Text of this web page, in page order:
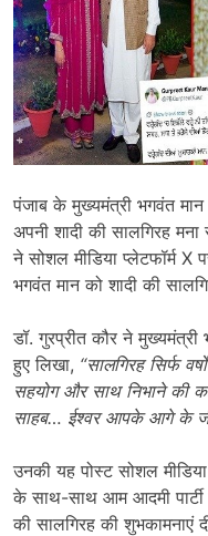
पंजाब के मुख्यमंत्री भगवंत
अपनी शादी की सालगिरह
ने सोशल मीडिया प्लेटफॉर्म
भगवंत मान को शादी की
डॉ. गुरप्रीत कौर ने
हुए लिखा, “सालगिरह सिर्फ
सहयोग और साथ निभाने की
साहब… ईश्वर आपके आगे के
उनकी यह पोस्ट सोशल
के साथ-साथ आम आदमी
की सालगिरह की शुभकामनाएं